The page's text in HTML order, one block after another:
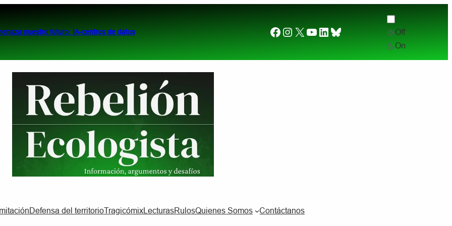
nuestro futuro: IA-centros de datos Desde el otro lado del charco. (2) ¿Por qué
Facebook
Instagram
X YouTube
LinkedIn
Bluesky
Off
On
Defensa del territorioTragicómixLecturasRulosQuienes Somos Contáctanos